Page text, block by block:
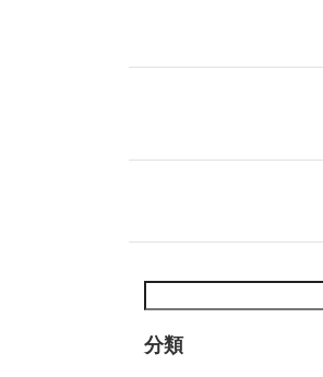
分類